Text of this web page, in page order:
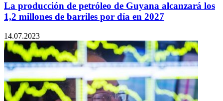
La producción de petróleo de Guyana alcanzará los
1,2 millones de barriles por día en 2027
14.07.2023